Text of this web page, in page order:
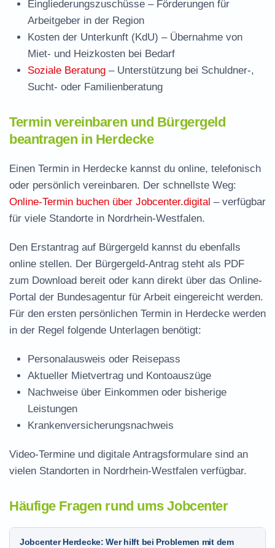
Eingliederungszuschüsse – Förderungen für
Arbeitgeber in der Region
Kosten der Unterkunft (KdU) – Übernahme von
Miet- und Heizkosten bei Bedarf
Soziale Beratung – Unterstützung bei Schuldner-,
Sucht- oder Familienberatung
Termin vereinbaren und Bürgergeld
beantragen in Herdecke
Einen Termin in Herdecke kannst du online, telefonisch
oder persönlich vereinbaren. Der schnellste Weg:
Online-Termin buchen über Jobcenter.digital – verfügbar
für viele Standorte in Nordrhein-Westfalen.
Den Erstantrag auf Bürgergeld kannst du ebenfalls
online stellen. Der Bürgergeld-Antrag steht als PDF
zum Download bereit oder kann direkt über das Online-
Portal der Bundesagentur für Arbeit eingereicht werden.
Für den ersten persönlichen Termin in Herdecke werden
in der Regel folgende Unterlagen benötigt:
Personalausweis oder Reisepass
Aktueller Mietvertrag und Kontoauszüge
Nachweise über Einkommen oder bisherige
Leistungen
Krankenversicherungsnachweis
Video-Termine und digitale Antragsformulare sind an
vielen Standorten in Nordrhein-Westfalen verfügbar.
Häufige Fragen rund ums Jobcenter
Jobcenter Herdecke: Wer hilft bei Problemen mit dem